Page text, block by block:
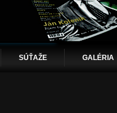
SÚŤAŽE GALÉRIA